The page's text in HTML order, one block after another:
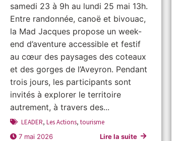
samedi 23 à 9h au lundi 25 mai 13h.
Entre randonnée, canoë et bivouac,
la Mad Jacques propose un week-
end d’aventure accessible et festif
au cœur des paysages des coteaux
et des gorges de l’Aveyron. Pendant
trois jours, les participants sont
invités à explorer le territoire
autrement, à travers des...
LEADER, Les Actions, tourisme
7 mai 2026 Lire la suite